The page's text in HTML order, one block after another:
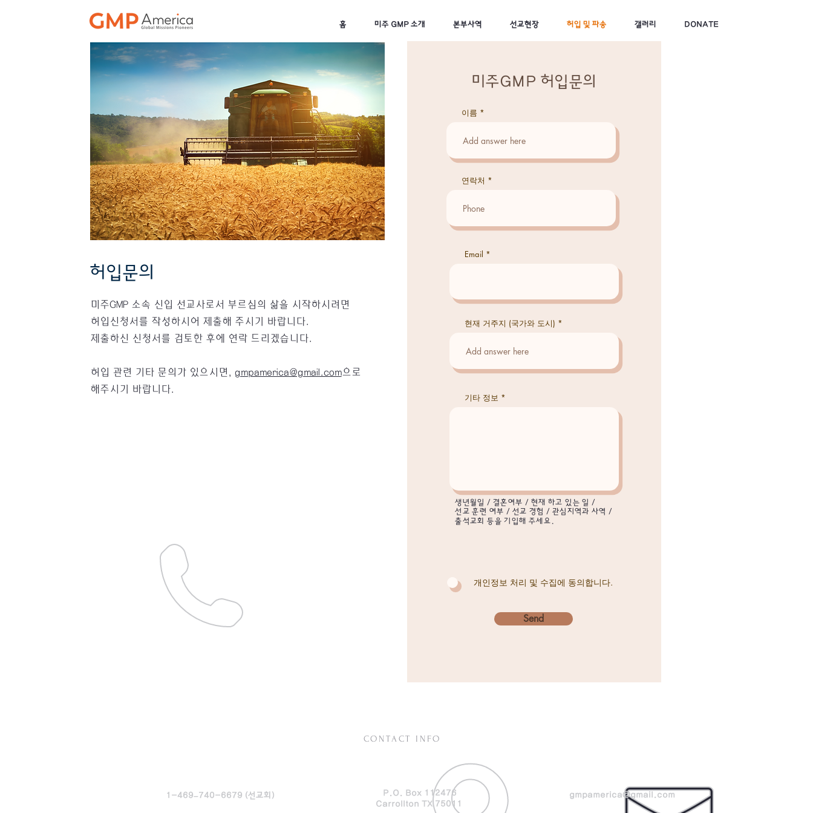
홈 미주 GMP 소개 본부사역 선교현장 허입 및 파송 갤러리 DONATE
허입문의
​미주GMP 소속 신입 선교사로서 부르심의 삶을 시작하시려면
허입신청서를 작성하시어 제출해 주시기 바랍니다.
​제출하신 신청서를 검토한 후에 연락 드리겠습니다.
허입 관련 기타 문의가 있으시면, gmpamerica@gmail.com으로
해주시기 바랍니다.
미주GMP 허입문의
이름
연락처
Email
현재 거주지 (국가와 도시)
기타 정보
생년월일 / 결혼여부 / 현재 하고 있는 일 /
선교 훈련 여부 / 선교 경험 / 관심지역과 사역 /
출석교회 등을 기입해 주세요.
개인정보 처리 및 수집에 동의합니다.
Send
CONTACT INFO
1-469–740-6679 (선교회)
P.O. Box 112476
Carrollton TX 75011
gmpamerica@gmail.com